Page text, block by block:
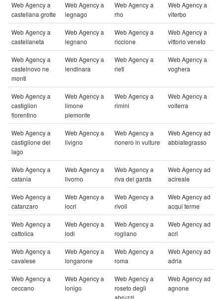
Web Agency a
castellana grotte
Web Agency a
legnago
Web Agency a
rho
Web Agency a
viterbo
Web Agency a
castellaneta
Web Agency a
legnano
Web Agency a
riccione
Web Agency a
vittorio veneto
Web Agency a
castelnovo ne
monti
Web Agency a
lendinara
Web Agency a
rieti
Web Agency a
voghera
Web Agency a
castiglion
fiorentino
Web Agency a
limone
piemonte
Web Agency a
rimini
Web Agency a
volterra
Web Agency a
castiglione del
lago
Web Agency a
livigno
Web Agency a
rionero in vulture
Web Agency ad
abbiategrasso
Web Agency a
catania
Web Agency a
livorno
Web Agency a
riva del garda
Web Agency ad
acireale
Web Agency a
catanzaro
Web Agency a
locri
Web Agency a
rivoli
Web Agency ad
acqui terme
Web Agency a
cattolica
Web Agency a
lodi
Web Agency a
rogliano
Web Agency ad
acri
Web Agency a
cavalese
Web Agency a
longarone
Web Agency a
roma
Web Agency ad
adria
Web Agency a
ceccano
Web Agency a
lonigo
Web Agency a
roseto degli
abruzzi
Web Agency ad
agnone